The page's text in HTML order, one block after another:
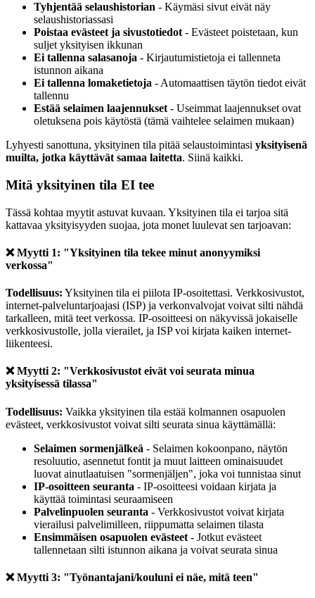
Tyhjentää selaushistorian - Käymäsi sivut eivät näy
selaushistoriassasi
Poistaa evästeet ja sivustotiedot - Evästeet poistetaan, kun
suljet yksityisen ikkunan
Ei tallenna salasanoja - Kirjautumistietoja ei tallenneta
istunnon aikana
Ei tallenna lomaketietoja - Automaattisen täytön tiedot eivät
tallennu
Estää selaimen laajennukset - Useimmat laajennukset ovat
oletuksena pois käytöstä (tämä vaihtelee selaimen mukaan)
Lyhyesti sanottuna, yksityinen tila pitää selaustoimintasi yksityisenä
muilta, jotka käyttävät samaa laitetta. Siinä kaikki.
Mitä yksityinen tila EI tee
Tässä kohtaa myytit astuvat kuvaan. Yksityinen tila ei tarjoa sitä
kattavaa yksityisyyden suojaa, jota monet luulevat sen tarjoavan:
❌ Myytti 1: "Yksityinen tila tekee minut anonyymiksi
verkossa"
Todellisuus: Yksityinen tila ei piilota IP-osoitettasi. Verkkosivustot,
internet-palveluntarjoajasi (ISP) ja verkonvalvojat voivat silti nähdä
tarkalleen, mitä teet verkossa. IP-osoitteesi on näkyvissä jokaiselle
verkkosivustolle, jolla vierailet, ja ISP voi kirjata kaiken internet-
liikenteesi.
❌ Myytti 2: "Verkkosivustot eivät voi seurata minua
yksityisessä tilassa"
Todellisuus: Vaikka yksityinen tila estää kolmannen osapuolen
evästeet, verkkosivustot voivat silti seurata sinua käyttämällä:
Selaimen sormenjälkeä - Selaimen kokoonpano, näytön
resoluutio, asennetut fontit ja muut laitteen ominaisuudet
luovat ainutlaatuisen "sormenjäljen", joka voi tunnistaa sinut
IP-osoitteen seuranta - IP-osoitteesi voidaan kirjata ja
käyttää toimintasi seuraamiseen
Palvelinpuolen seuranta - Verkkosivustot voivat kirjata
vierailusi palvelimilleen, riippumatta selaimen tilasta
Ensimmäisen osapuolen evästeet - Jotkut evästeet
tallennetaan silti istunnon aikana ja voivat seurata sinua
❌ Myytti 3: "Työnantajani/kouluni ei näe, mitä teen"